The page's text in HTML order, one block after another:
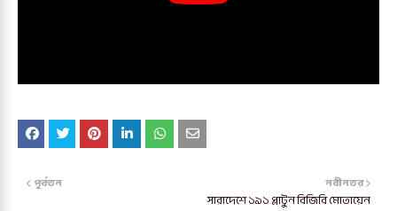
নবীনতর
সারাদেশে ১৯১ প্লাটুন বিজিবি মোতায়েন
পূর্বতন